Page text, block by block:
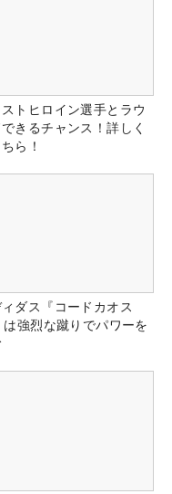
トヒロイン選手とラウ
きるチャンス！詳しく
ら！
ダス『コードカオス
強烈な蹴りでパワーを